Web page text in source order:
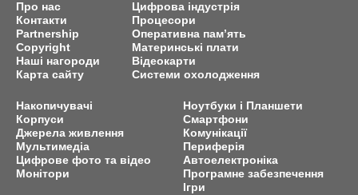
Про нас
Контакти
Partnership
Copyright
Наші нагороди
Карта сайту
Цифрова індустрія
Процесори
Оперативна пам’ять
Материнські плати
Відеокарти
Системи охолодження
Накопичувачі
Корпуси
Джерела живлення
Мультимедіа
Цифрове фото та відео
Монітори
Ноутбуки і Планшети
Смартфони
Комунікації
Периферія
Автоелектроніка
Програмне забезпечення
Ігри